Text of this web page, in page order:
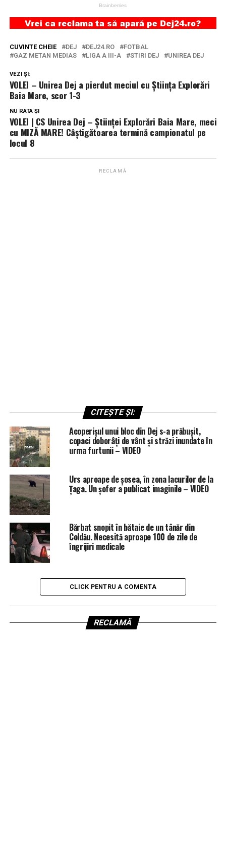
CUVINTE CHEIE DEJ DEJ24.RO
FOTBAL
GAZ METAN MEDIAS
LIGA A III-A STIRI DEJ UNIREA DEJ
VEZI ȘI:
VOLEI – Unirea Dej a pierdut meciul cu Știința Explorări
Baia Mare, scor 1-3
NU RATA ȘI
VOLEI | CS Unirea Dej – Științei Explorări Baia Mare, meci
cu MIZĂ MARE! Câștigătoarea termină campionatul pe
locul 8
RECLAMĂ
CITEȘTE ȘI:
Acoperișul unui bloc din Dej s-a prăbușit,
copaci doborâți de vânt și străzi inundate în
urma furtunii – VIDEO
Urs aproape de șosea, în zona lacurilor de la
Țaga. Un șofer a publicat imaginile – VIDEO
Bărbat snopit în bătaie de un tânăr din
Coldău. Necesită aproape 100 de zile de
îngrijiri medicale
CLICK PENTRU A COMENTA
RECLAMĂ